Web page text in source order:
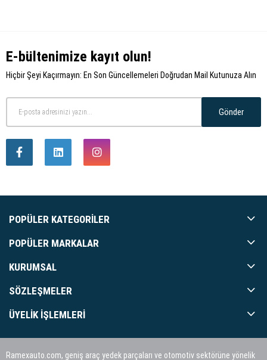
E-bültenimize kayıt olun!
Hiçbir Şeyi Kaçırmayın: En Son Güncellemeleri Doğrudan Mail Kutunuza Alın
Gönder
POPÜLER KATEGORILER
POPÜLER MARKALAR
KURUMSAL
SÖZLEŞMELER
ÜYELIK İŞLEMLERI
Ramexauto.com, geniş araç yedek parçaları ve otomotiv sektörüne yönelik